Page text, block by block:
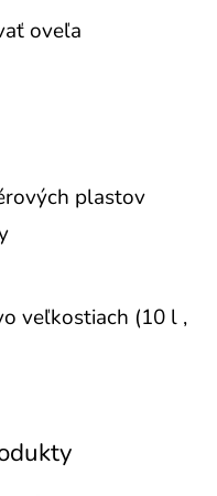
oveľa
plastov
veľkostiach (10 l ,